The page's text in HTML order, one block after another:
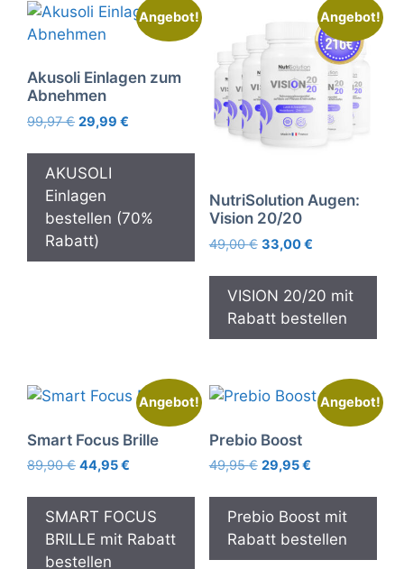
Angebot!
Akusoli Einlagen zum
Abnehmen
99,97€ Ursprünglicher
war:
99,97 €
29,99 €
ist:
AKUSOLI
Einlagen
bestellen (70%
Rabatt)
Angebot!
NutriSolution Augen:
Vision 20/20
49,00€ Ursprünglicher
war:
49,00 €
33,00€Aktueller
ist:
33,00 €.
VISION 20/20 mit
Rabatt bestellen
Angebot!
Smart Focus Brille
89,90€ Ursprünglicher
war:
89,90 €
44,95€
ist:
44,95 €.
SMART FOCUS
BRILLE mit Rabatt
bestellen
Angebot!
Prebio Boost
49,95€ Ursprünglicher
war:
49,95 €
29,95€Aktueller
ist:
29,95 €.
Prebio Boost mit
Rabatt bestellen